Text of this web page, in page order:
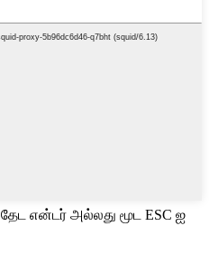
தேட என்டர் அல்லது மூட ESC ஐ